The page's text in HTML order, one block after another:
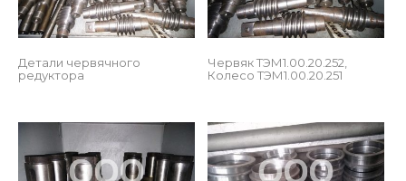
Детали червячного
редуктора
Червяк ТЭМ1.00.20.252,
Колесо ТЭМ1.00.20.251